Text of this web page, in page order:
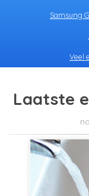
Samsung
Veel
Laatste